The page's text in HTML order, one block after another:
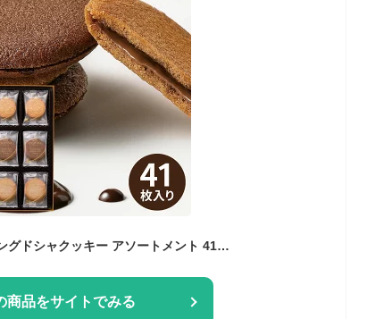
GODIVA ゴディバ ラングドシャクッキー アソートメント 41枚 GDC-411 洋菓子 焼き菓子 詰め合わせ チョコレート ギフト 個包装 入学 入園 入学内祝い お返し お礼 香典返し 内祝い 結婚内祝い 出産内祝い 新築 快気 退職 菓子折り
商品をサイトでみる